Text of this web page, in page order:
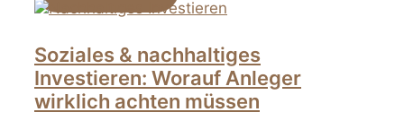
Soziales & nachhaltiges
Investieren: Worauf Anleger
wirklich achten müssen